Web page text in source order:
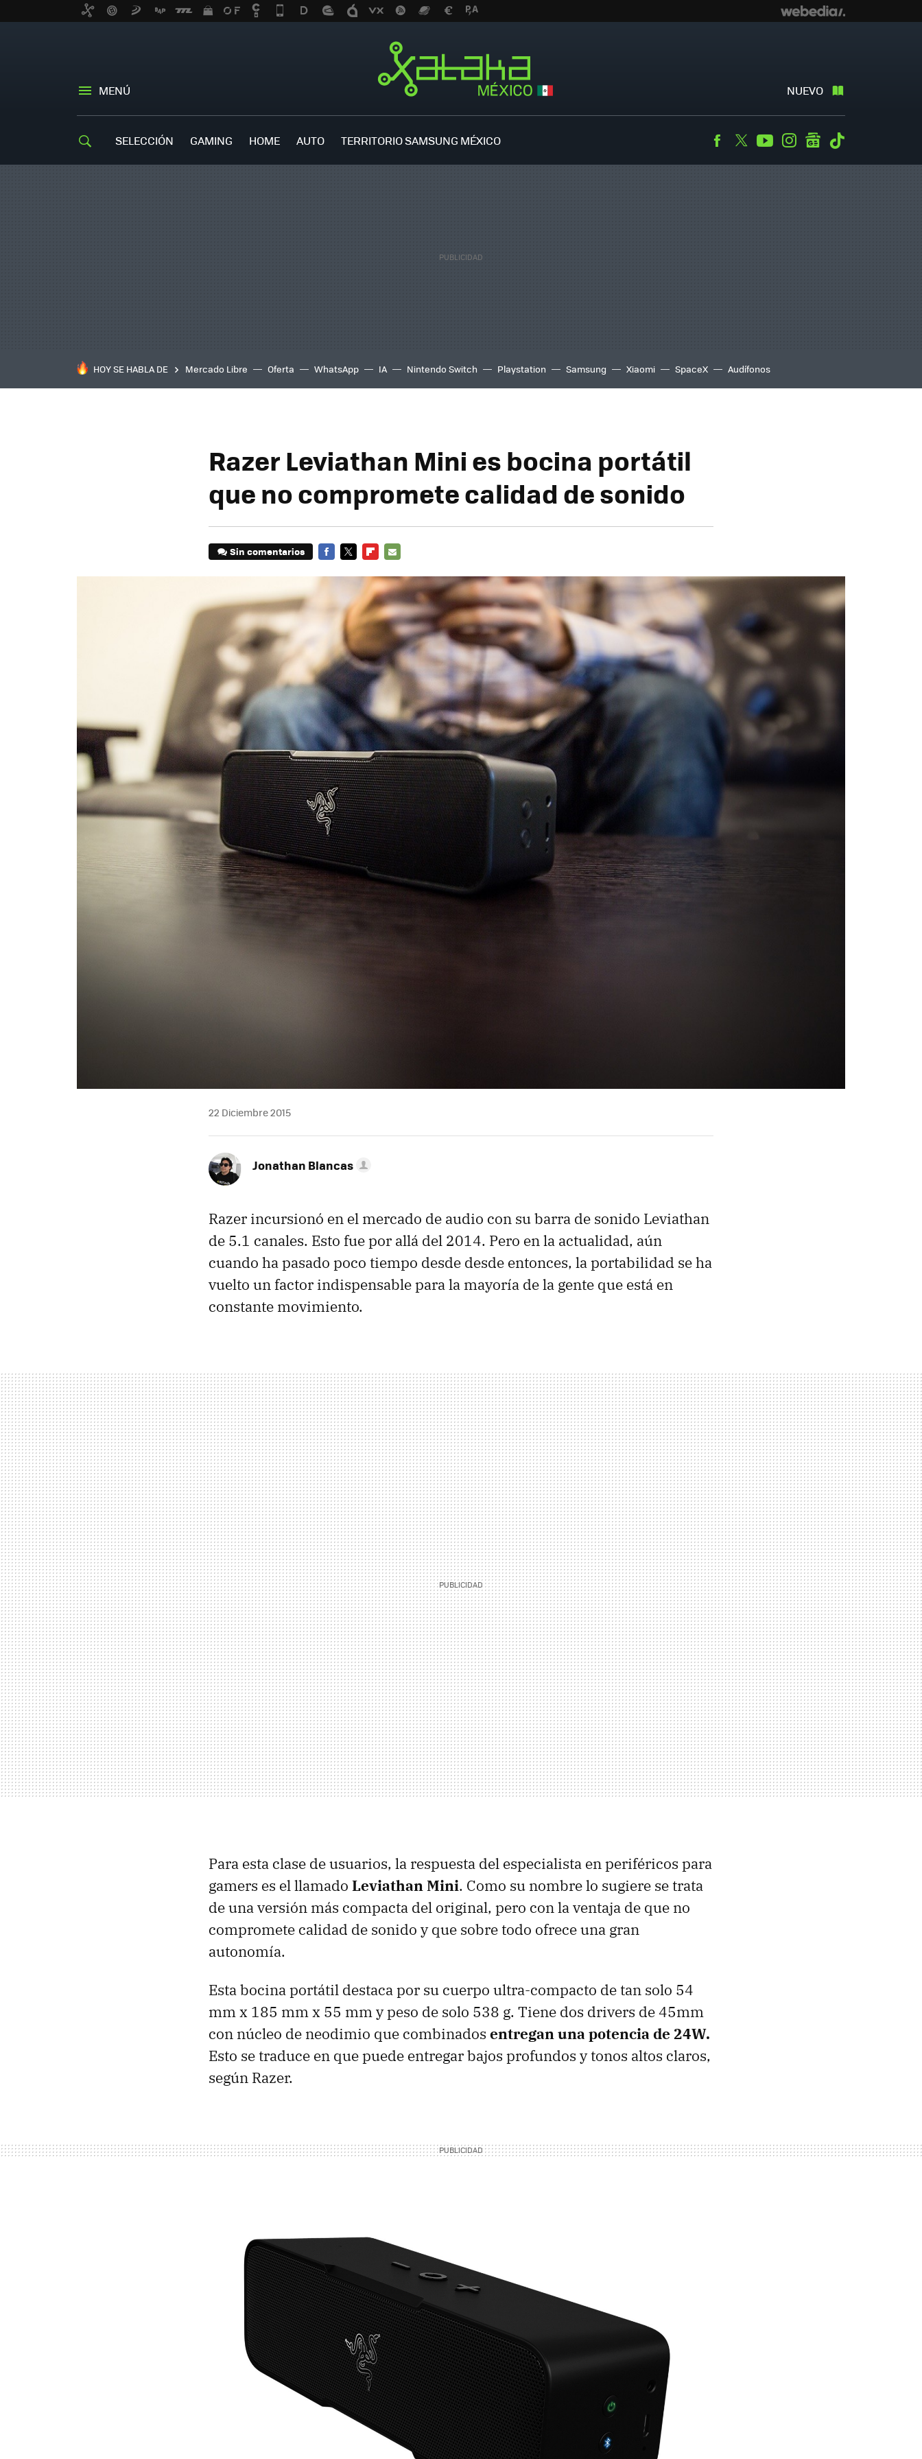
MENÚ NUEVO
SELECCIÓN GAMING HOME AUTO TERRITORIO SAMSUNG MÉXICO Facebook
TwitterYoutubeInstagramgooglenews
HOY SE HABLA DE Mercado Libre Oferta WhatsApp IA Nintendo Switch Playstation Samsung Xiaomi SpaceX Audífonos
Razer Leviathan Mini es bocina portátil
que no compromete calidad de sonido
Sin comentarios
MAIL
22 Diciembre 2015
Jonathan Blancas
Razer incursionó en el mercado de audio con su barra de sonido Leviathan
de 5.1 canales. Esto fue por allá del 2014. Pero en la actualidad, aún
cuando ha pasado poco tiempo desde desde entonces, la portabilidad se ha
vuelto un factor indispensable para la mayoría de la gente que está en
constante movimiento.
Para esta clase de usuarios, la respuesta del especialista en periféricos para
gamers es el llamado Leviathan Mini. Como su nombre lo sugiere se trata
de una versión más compacta del original, pero con la ventaja de que no
compromete calidad de sonido y que sobre todo ofrece una gran
autonomía.
Esta bocina portátil destaca por su cuerpo ultra-compacto de tan solo 54
mm x 185 mm x 55 mm y peso de solo 538 g. Tiene dos drivers de 45mm
con núcleo de neodimio que combinados entregan una potencia de 24W.
Esto se traduce en que puede entregar bajos profundos y tonos altos claros,
según Razer.